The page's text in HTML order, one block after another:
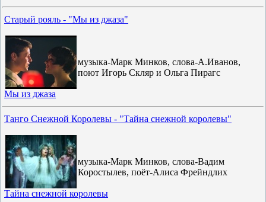
Старый рояль - "Мы из джаза"
музыка-Марк Минков, слова-А.Иванов,
поют Игорь Скляр и Ольга Пирагс
Мы из джаза
Танго Снежной Королевы - "Тайна снежной королевы"
музыка-Марк Минков, слова-Вадим
Коростылев, поёт-Алиса Фрейндлих
Тайна снежной королевы